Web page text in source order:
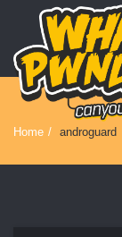
Home / androguard